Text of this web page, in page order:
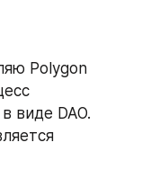
Polygon
виде DAO.